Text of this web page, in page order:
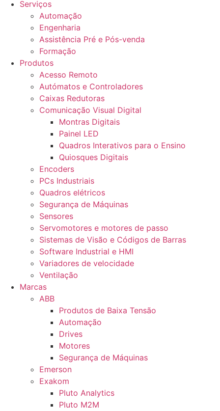
Serviços
Automação
Engenharia
Assistência Pré e Pós-venda
Formação
Produtos
Acesso Remoto
Autómatos e Controladores
Caixas Redutoras
Comunicação Visual Digital
Montras Digitais
Painel LED
Quadros Interativos para o Ensino
Quiosques Digitais
Encoders
PCs Industriais
Quadros elétricos
Segurança de Máquinas
Sensores
Servomotores e motores de passo
Sistemas de Visão e Códigos de Barras
Software Industrial e HMI
Variadores de velocidade
Ventilação
Marcas
ABB
Produtos de Baixa Tensão
Automação
Drives
Motores
Segurança de Máquinas
Emerson
Exakom
Pluto Analytics
Pluto M2M